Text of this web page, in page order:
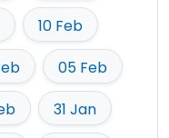
10 Feb
05 Feb
31 Jan